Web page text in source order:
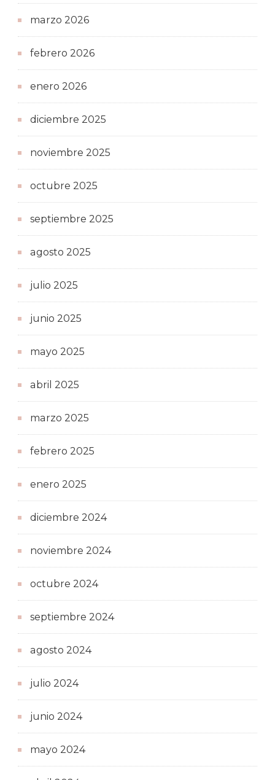
marzo 2026
febrero 2026
enero 2026
diciembre 2025
noviembre 2025
octubre 2025
septiembre 2025
agosto 2025
julio 2025
junio 2025
mayo 2025
abril 2025
marzo 2025
febrero 2025
enero 2025
diciembre 2024
noviembre 2024
octubre 2024
septiembre 2024
agosto 2024
julio 2024
junio 2024
mayo 2024